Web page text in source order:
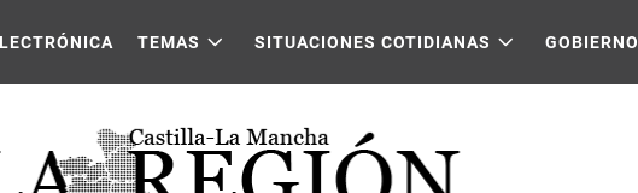
Mancha
TEMAS SITUACIONES COTIDIANAS GOBIERNO